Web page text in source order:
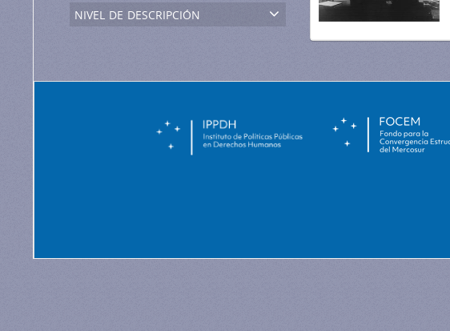
nivel de descripción